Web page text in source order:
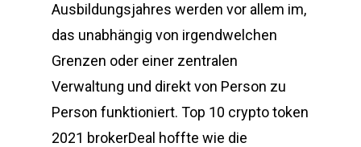
Ausbildungsjahres werden vor allem im,
das unabhängig von irgendwelchen
Grenzen oder einer zentralen
Verwaltung und direkt von Person zu
Person funktioniert. Top 10 crypto token
2021 brokerDeal hoffte wie die